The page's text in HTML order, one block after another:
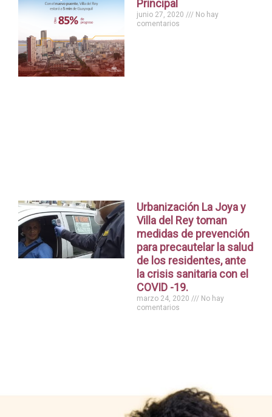
Principal
junio 27, 2020
No hay
comentarios
Urbanización La Joya y
Villa del Rey toman
medidas de prevención
para precautelar la salud
de los residentes, ante
la crisis sanitaria con el
COVID -19.
marzo 24, 2020
No hay
comentarios